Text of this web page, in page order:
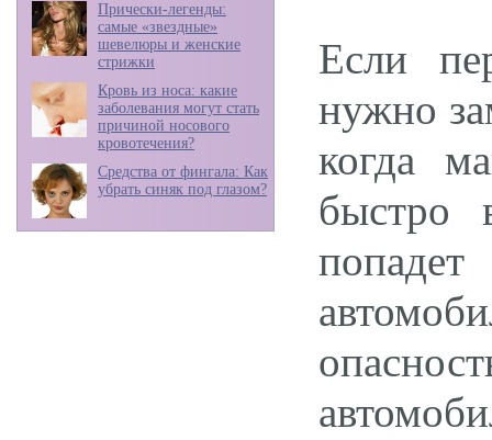
Прически-легенды:
самые «звездные»
шевелюры и женские
стрижки
Кровь из носа: какие
заболевания могут стать
причиной носового
кровотечения?
Средства от фингала: Как
убрать синяк под глазом?
Если
нужно
когда
быстро